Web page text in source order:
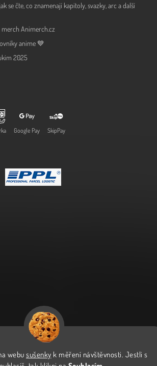
webu sušenky k měření návštěvnosti. Jestli s
se čte, co znamenají kapitoly, svazky, arc a další
Animerch.cz
anime 💙
2025
Google Pay SkipPay
Vytvořil Shoptet